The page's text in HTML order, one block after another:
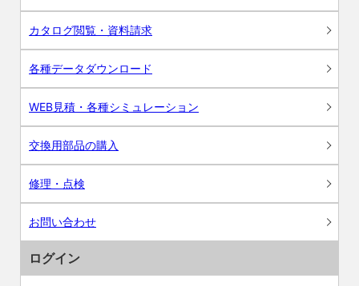
カタログ閲覧・資料請求
各種データダウンロード
WEB見積・各種シミュレーション
交換用部品の購入
修理・点検
お問い合わせ
ログイン